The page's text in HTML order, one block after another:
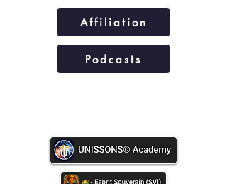
Affiliation
Podcasts